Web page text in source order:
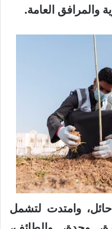
والمرافق العامة.
وامتدت لتشمل